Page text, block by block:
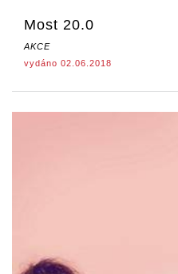
Most 20.0
AKCE
vydáno 02.06.2018